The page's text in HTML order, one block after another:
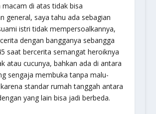
macam di atas tidak bisa
general, saya tahu ada sebagian
istri tidak mempersoalkannya,
dengan bangganya sebangga
saat bercerita semangat heroiknya
atau cucunya, bahkan ada di antara
sengaja membuka tanpa malu-
standar rumah tanggah antara
yang lain bisa jadi berbeda.